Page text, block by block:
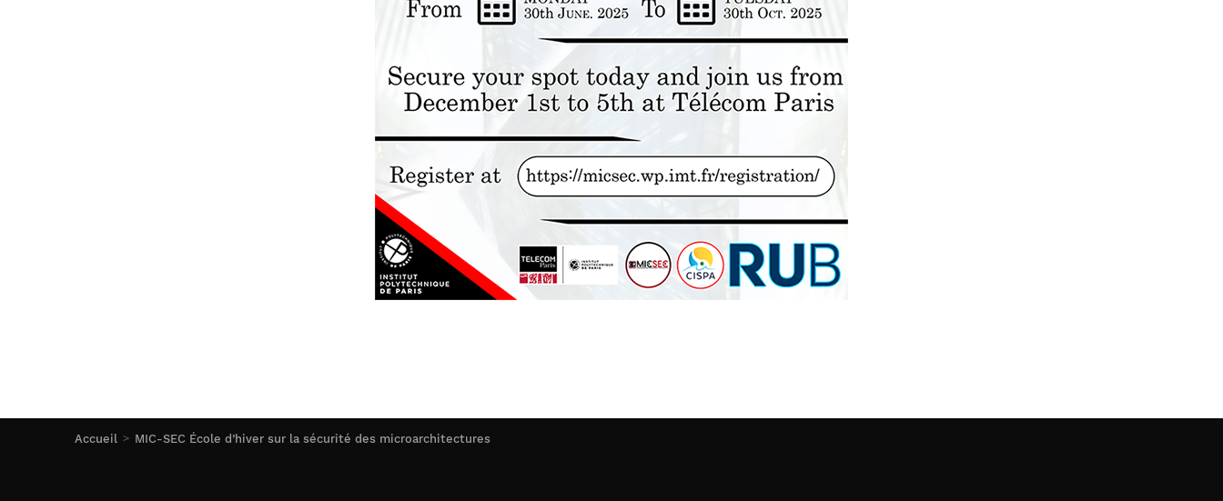
Accueil MIC-SEC École d’hiver sur la sécurité des microarchitectures